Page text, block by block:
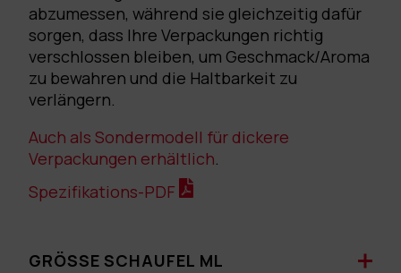
abzumessen, während sie gleichzeitig dafür
sorgen, dass Ihre Verpackungen richtig
verschlossen bleiben, um Geschmack/Aroma
zu bewahren und die Haltbarkeit zu
verlängern.
Auch als Sondermodell für dickere
Verpackungen erhältlich.
Spezifikations-PDF
GRÖSSE SCHAUFEL ML